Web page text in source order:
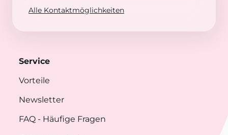
Alle Kontaktmöglichkeiten
Service
Vorteile
Newsletter
FAQ - Häufige Fragen